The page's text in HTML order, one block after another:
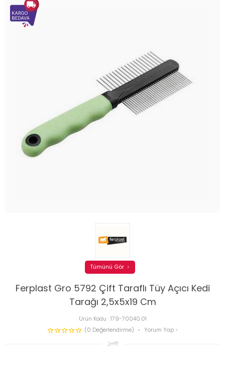
Ferplast Gro 5792 Çift Taraflı Tüy Açıcı Kedi
Tarağı 2,5x5x19 Cm
Ürün Kodu :179-70040.01
(0 Değerlendirme)
Yorum Yap
Tümünü Gör